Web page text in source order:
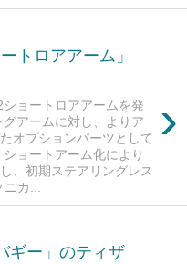
トロアアーム」
›
ショートロアアームを発
アームに対し、よりア
オプションパーツとして
ョートアーム化により
、初期ステアリングレス
ニカ...
ギー」のティザ